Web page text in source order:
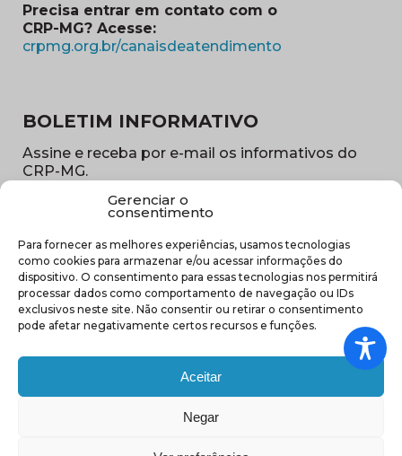
Gerenciar o
consentimento
Para fornecer as melhores experiências, usamos tecnologias
como cookies para armazenar e/ou acessar informações do
dispositivo. O consentimento para essas tecnologias nos permitirá
processar dados como comportamento de navegação ou IDs
exclusivos neste site. Não consentir ou retirar o consentimento
pode afetar negativamente certos recursos e funções.
Aceitar
Negar
Precisa entrar em contato com o
CRP-MG? Acesse:
crpmg.org.br/canaisdeatendimento
BOLETIM INFORMATIVO
Assine e receba por e-mail os informativos do
CRP-MG.
E-
mail
(obrigatório)
Sub
região